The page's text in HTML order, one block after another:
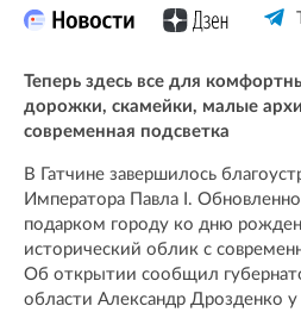
Теперь здесь все для
дорожки, скамейки, малые
современная подсветка
В Гатчине завершилось
Императора Павла I.
подарком городу ко дню
исторический облик с
Об открытии сообщил
области Александр Дрозденко у